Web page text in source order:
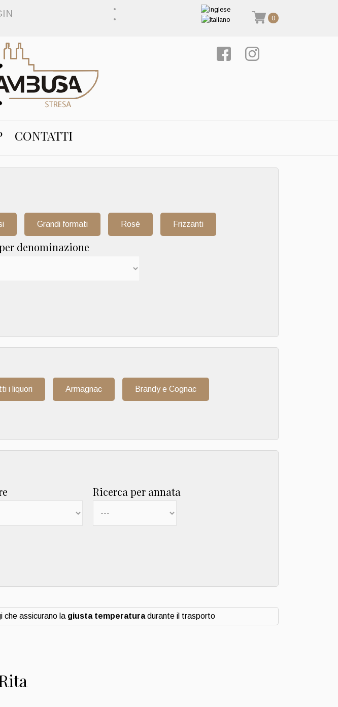
0
CONTATTI
Grandi formati Rosè Frizzanti
denominazione
i liquori Armagnac Brandy e Cognac
Ricerca per annata
che assicurano la giusta temperaturadurante il trasporto